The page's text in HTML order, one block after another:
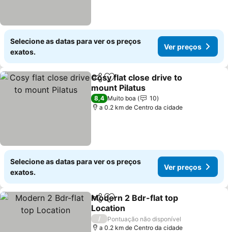
Selecione as datas para ver os preços
exatos.
Ver preços
PartilharAdicionar aos favoritos
Cosy flat close drive to
mount Pilatus
Ver preços
8,4 Muito boa
10
a 0.2 km de Centro da cidade
Selecione as datas para ver os preços
exatos.
Ver preços
PartilharAdicionar aos favoritos
Modern 2 Bdr-flat top
Location
Ver preços
/
Pontuação não disponível
a 0.2 km de Centro da cidade